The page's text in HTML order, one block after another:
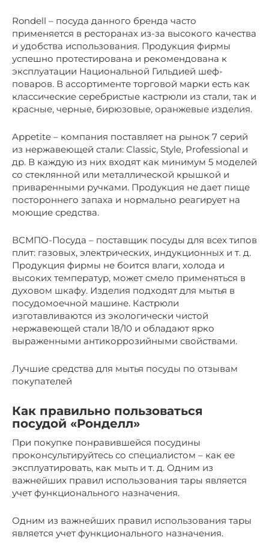
Rondell – посуда данного бренда часто
применяется в ресторанах из-за высокого качества
и удобства использования. Продукция фирмы
успешно протестирована и рекомендована к
эксплуатации Национальной Гильдией шеф-
поваров. В ассортименте торговой марки есть как
классические серебристые кастрюли из стали, так и
красные, черные, бирюзовые, оранжевые изделия.
Appetite – компания поставляет на рынок 7 серий
из нержавеющей стали: Classic, Style, Professional и
др. В каждую из них входят как минимум 5 моделей
со стеклянной или металлической крышкой и
приваренными ручками. Продукция не дает пище
постороннего запаха и нормально реагирует на
моющие средства.
ВСМПО-Посуда – поставщик посуды для всех типов
плит: газовых, электрических, индукционных и т. д.
Продукция фирмы не боится влаги, холода и
высоких температур, может смело применяться в
духовом шкафу. Изделия подходят для мытья в
посудомоечной машине. Кастрюли
изготавливаются из экологически чистой
нержавеющей стали 18/10 и обладают ярко
выраженными антикоррозийными свойствами.
Лучшие средства для мытья посуды по отзывам
покупателей
Как правильно пользоваться
посудой «Ронделл»
При покупке понравившейся посудины
проконсультируйтесь со специалистом – как ее
эксплуатировать, как мыть и т. д. Одним из
важнейших правил использования тары является
учет функционального назначения.
Одним из важнейших правил использования тары
является учет функционального назначения.